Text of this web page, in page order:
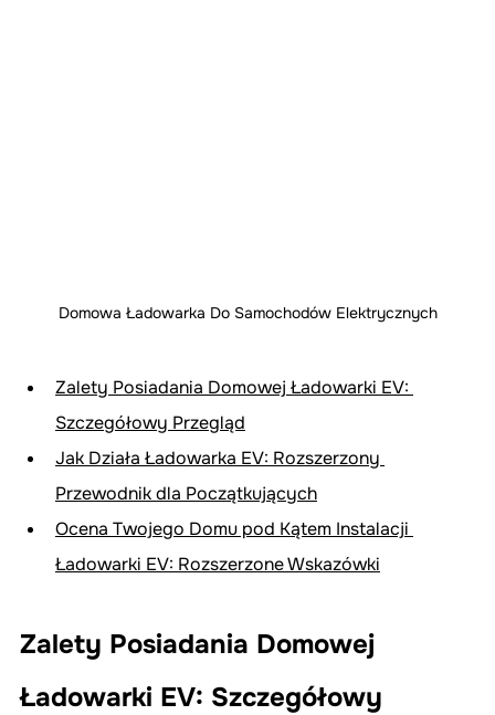
Domowa Ładowarka Do Samochodów Elektrycznych
Zalety Posiadania Domowej Ładowarki EV:
Szczegółowy Przegląd
Jak Działa Ładowarka EV: Rozszerzony
Przewodnik dla Początkujących
Ocena Twojego Domu pod Kątem Instalacji
Ładowarki EV: Rozszerzone Wskazówki
Zalety Posiadania Domowej
Ładowarki EV: Szczegółowy